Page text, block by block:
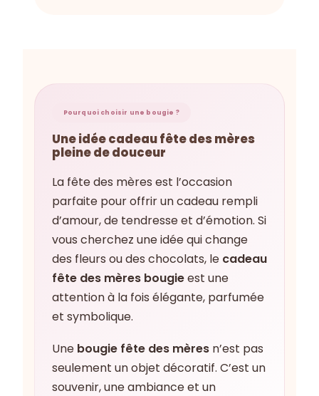
Pourquoi choisir une bougie ?
Une idée cadeau fête des mères
pleine de douceur
La fête des mères est l’occasion
parfaite pour offrir un cadeau rempli
d’amour, de tendresse et d’émotion. Si
vous cherchez une idée qui change
des fleurs ou des chocolats, le cadeau
fête des mères bougieest une
attention à la fois élégante, parfumée
et symbolique.
Une bougie fête des mèresn’est pas
seulement un objet décoratif. C’est un
souvenir, une ambiance et un